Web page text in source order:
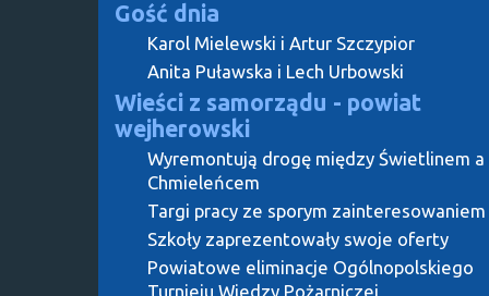
Gość dnia
Karol Mielewski i Artur Szczypior
Anita Puławska i Lech Urbowski
Wieści z samorządu - powiat
wejherowski
Wyremontują drogę między Świetlinem a
Chmieleńcem
Targi pracy ze sporym zainteresowaniem
Szkoły zaprezentowały swoje oferty
Powiatowe eliminacje Ogólnopolskiego
Turnieju Wiedzy Pożarniczej